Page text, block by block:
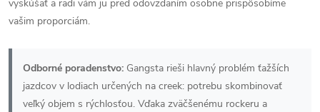
vyskúšať a radi vám ju pred odovzdaním osobne prispôsobíme
vašim proporciám.
Odborné poradenstvo: Gangsta rieši hlavný problém ťažších
jazdcov v lodiach určených na creek: potrebu skombinovať
veľký objem s rýchlosťou. Vďaka zväčšenému rockeru a